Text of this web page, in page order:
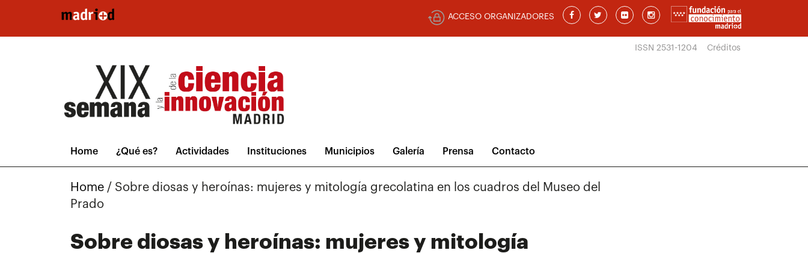
ACCESO ORGANIZADORES
ISSN 2531-1204 Créditos
Home ¿Qué es? Actividades Instituciones Municipios Galería Prensa Contacto
Home / Sobre diosas y heroínas: mujeres y mitología grecolatina en los cuadros del Museo del
Prado
Sobre diosas y heroínas: mujeres y mitología